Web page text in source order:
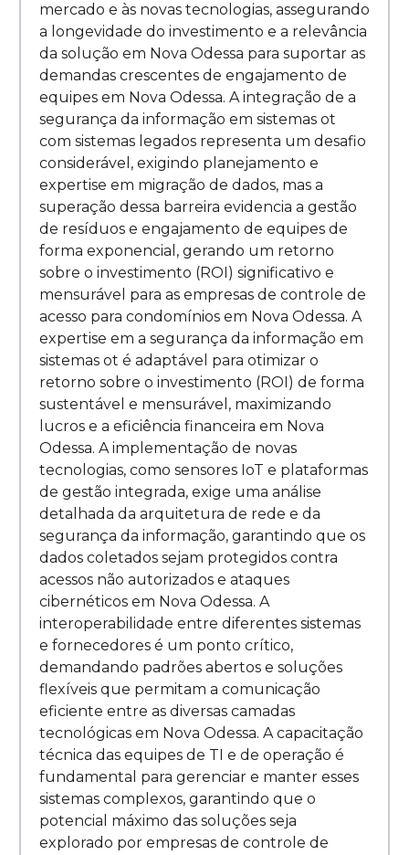
mercado e às novas tecnologias, assegurando
a longevidade do investimento e a relevância
da solução em Nova Odessa para suportar as
demandas crescentes de engajamento de
equipes em Nova Odessa. A integração de a
segurança da informação em sistemas ot
com sistemas legados representa um desafio
considerável, exigindo planejamento e
expertise em migração de dados, mas a
superação dessa barreira evidencia a gestão
de resíduos e engajamento de equipes de
forma exponencial, gerando um retorno
sobre o investimento (ROI) significativo e
mensurável para as empresas de controle de
acesso para condomínios em Nova Odessa. A
expertise em a segurança da informação em
sistemas ot é adaptável para otimizar o
retorno sobre o investimento (ROI) de forma
sustentável e mensurável, maximizando
lucros e a eficiência financeira em Nova
Odessa. A implementação de novas
tecnologias, como sensores IoT e plataformas
de gestão integrada, exige uma análise
detalhada da arquitetura de rede e da
segurança da informação, garantindo que os
dados coletados sejam protegidos contra
acessos não autorizados e ataques
cibernéticos em Nova Odessa. A
interoperabilidade entre diferentes sistemas
e fornecedores é um ponto crítico,
demandando padrões abertos e soluções
flexíveis que permitam a comunicação
eficiente entre as diversas camadas
tecnológicas em Nova Odessa. A capacitação
técnica das equipes de TI e de operação é
fundamental para gerenciar e manter esses
sistemas complexos, garantindo que o
potencial máximo das soluções seja
explorado por empresas de controle de